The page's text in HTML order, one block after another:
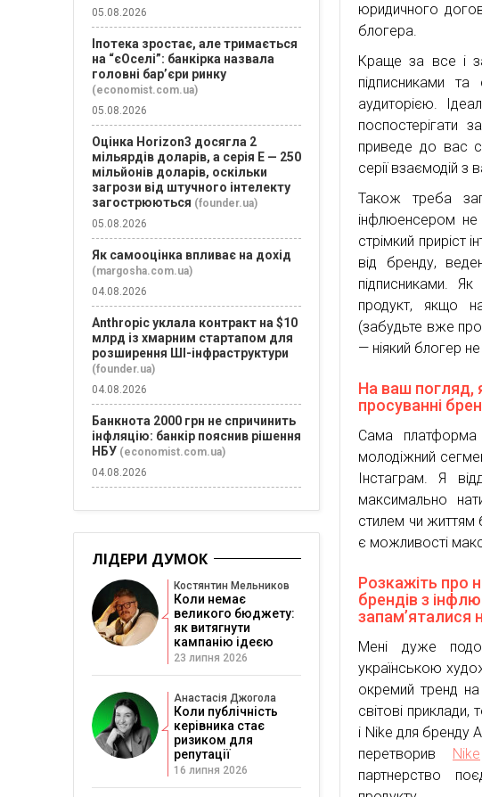
юридичного
блогера.
Краще за все і
підписниками
аудиторією.
поспостерігати
приведе до вас
серії взаємодій
Також треба
інфлюенсером не
стрімкий приріст
від бренду,
підписниками.
продукт, якщо
(забудьте вже про
— ніякий блогер
На ваш погляд,
просуванні
Сама
молодіжний
Інстаграм. Я
максимально
стилем чи життям
є можливості
Розкажіть про
брендів з
запам’яталися
Мені дуже
українською
окремий тренд
світові
і Nike для бренду
перетворив
Nike
партнерство
05.08.2026
Іпотека зростає, але тримається
на “єОселі”: банкірка назвала
головні бар’єри ринку
(economist.com.ua)
05.08.2026
Оцінка Horizon3 досягла 2
мільярдів доларів, а серія E — 250
мільйонів доларів, оскільки
загрози від штучного інтелекту
загострюються (founder.ua)
05.08.2026
Як самооцінка впливає на дохід
(margosha.com.ua)
04.08.2026
Anthropic уклала контракт на $10
млрд із хмарним стартапом для
розширення ШІ-інфраструктури
(founder.ua)
04.08.2026
Банкнота 2000 грн не спричинить
інфляцію: банкір пояснив рішення
НБУ (economist.com.ua)
04.08.2026
ЛІДЕРИ ДУМОК
Костянтин Мельников
Коли немає
великого бюджету:
як витягнути
кампанію ідеєю
23 липня 2026
Анастасія Джогола
Коли публічність
керівника стає
ризиком для
репутації
16 липня 2026